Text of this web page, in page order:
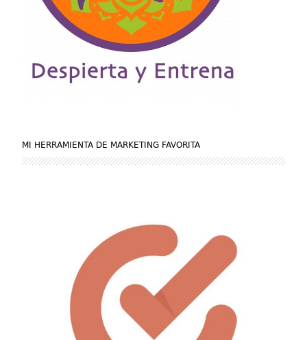
MI HERRAMIENTA DE MARKETING FAVORITA